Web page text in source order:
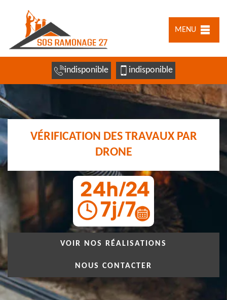
MENU
indisponible indisponible
VÉRIFICATION DES TRAVAUX PAR
DRONE
VOIR NOS RÉALISATIONS
NOUS CONTACTER